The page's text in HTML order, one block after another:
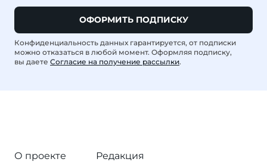
ОФОРМИТЬ ПОДПИСКУ
Конфиденциальность данных гарантируется, от подписки
можно отказаться в любой момент. Оформляя подписку,
вы даете Согласие на получение рассылки.
О проекте
Редакция